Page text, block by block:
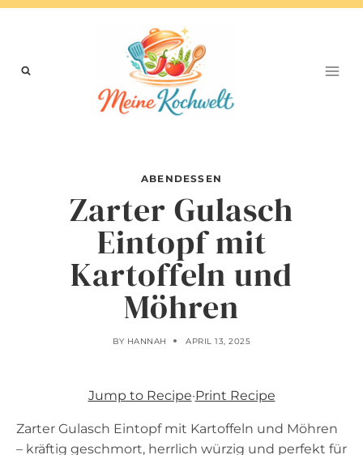
Skip
ABENDESSEN
Zarter Gulasch
Eintopf mit
Kartoffeln und
Möhren
BY HANNAH APRIL 13, 2025
Jump to Recipe·Print Recipe
Zarter Gulasch Eintopf mit Kartoffeln und Möhren
– kräftig geschmort, herrlich würzig und perfekt für